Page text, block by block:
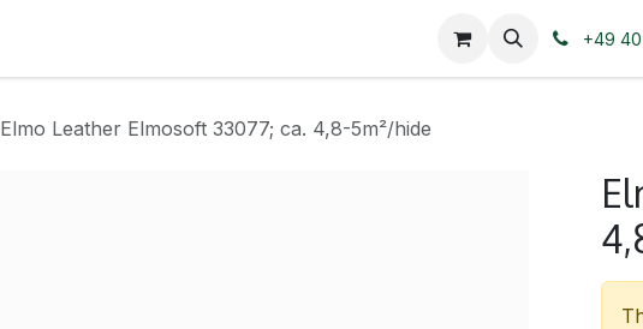
+49
Elmo Leather Elmosoft 33077; ca. 4,8-5m²/hide